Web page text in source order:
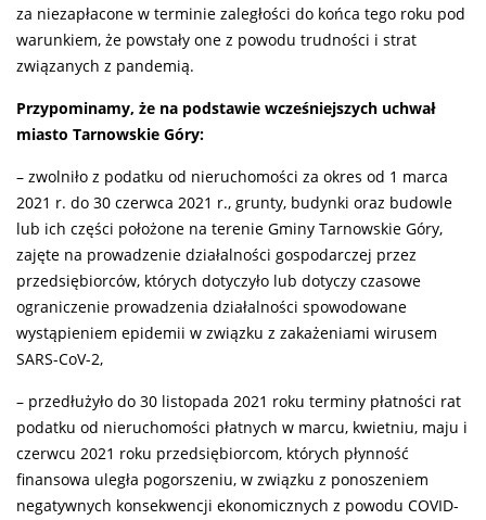
za niezapłacone w terminie zaległości do końca tego roku pod
warunkiem, że powstały one z powodu trudności i strat
związanych z pandemią.
Przypominamy, że na podstawie wcześniejszych uchwał
miasto Tarnowskie Góry:
– zwolniło z podatku od nieruchomości za okres od 1 marca
2021 r. do 30 czerwca 2021 r., grunty, budynki oraz budowle
lub ich części położone na terenie Gminy Tarnowskie Góry,
zajęte na prowadzenie działalności gospodarczej przez
przedsiębiorców, których dotyczyło lub dotyczy czasowe
ograniczenie prowadzenia działalności spowodowane
wystąpieniem epidemii w związku z zakażeniami wirusem
SARS-CoV-2,
– przedłużyło do 30 listopada 2021 roku terminy płatności rat
podatku od nieruchomości płatnych w marcu, kwietniu, maju i
czerwcu 2021 roku przedsiębiorcom, których płynność
finansowa uległa pogorszeniu, w związku z ponoszeniem
negatywnych konsekwencji ekonomicznych z powodu COVID-